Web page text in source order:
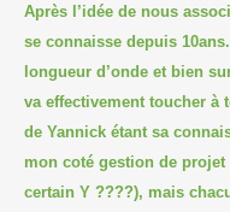
Après l’idée de nous
se connaisse depuis
longueur d’onde et bien
va effectivement toucher à
de Yannick étant sa
mon coté gestion de
certain Y ????), mais